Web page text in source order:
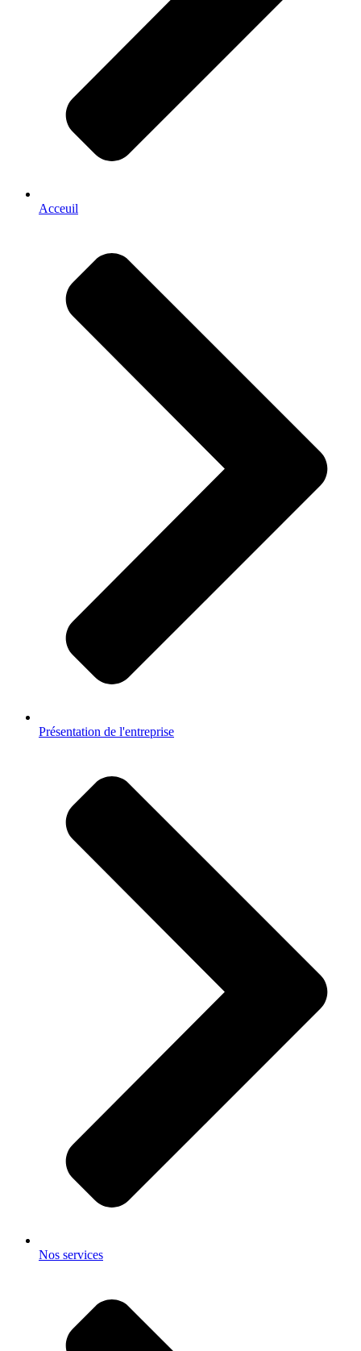
Acceuil
Présentation de l'entreprise
Nos services